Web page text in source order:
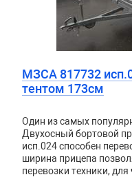
МЗСА 817732
тентом 173см
Один из самых
Двухосный бортовой
исп.024способен
ширина прицепа
перевозки техники,